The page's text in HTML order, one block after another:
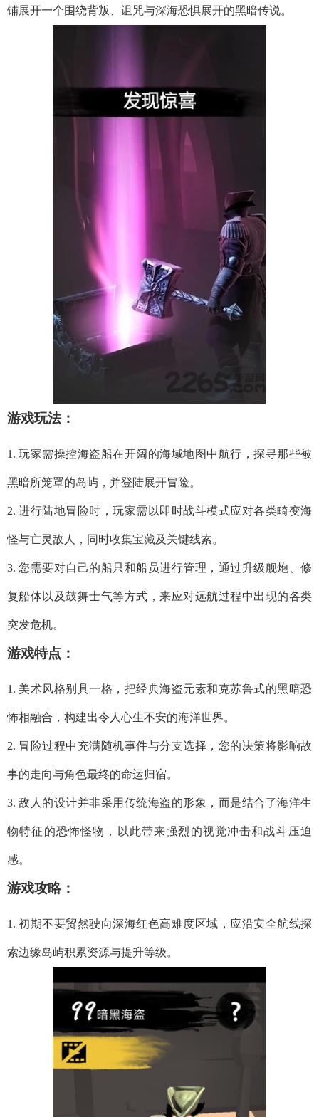
铺展开一个围绕背叛、诅咒与深海恐惧展开的黑暗传说。
游戏玩法：
1. 玩家需操控海盗船在开阔的海域地图中航行，探寻那些被
黑暗所笼罩的岛屿，并登陆展开冒险。
2. 进行陆地冒险时，玩家需以即时战斗模式应对各类畸变海
怪与亡灵敌人，同时收集宝藏及关键线索。
3. 您需要对自己的船只和船员进行管理，通过升级舰炮、修
复船体以及鼓舞士气等方式，来应对远航过程中出现的各类
突发危机。
游戏特点：
1. 美术风格别具一格，把经典海盗元素和克苏鲁式的黑暗恐
怖相融合，构建出令人心生不安的海洋世界。
2. 冒险过程中充满随机事件与分支选择，您的决策将影响故
事的走向与角色最终的命运归宿。
3. 敌人的设计并非采用传统海盗的形象，而是结合了海洋生
物特征的恐怖怪物，以此带来强烈的视觉冲击和战斗压迫
感。
游戏攻略：
1. 初期不要贸然驶向深海红色高难度区域，应沿安全航线探
索边缘岛屿积累资源与提升等级。